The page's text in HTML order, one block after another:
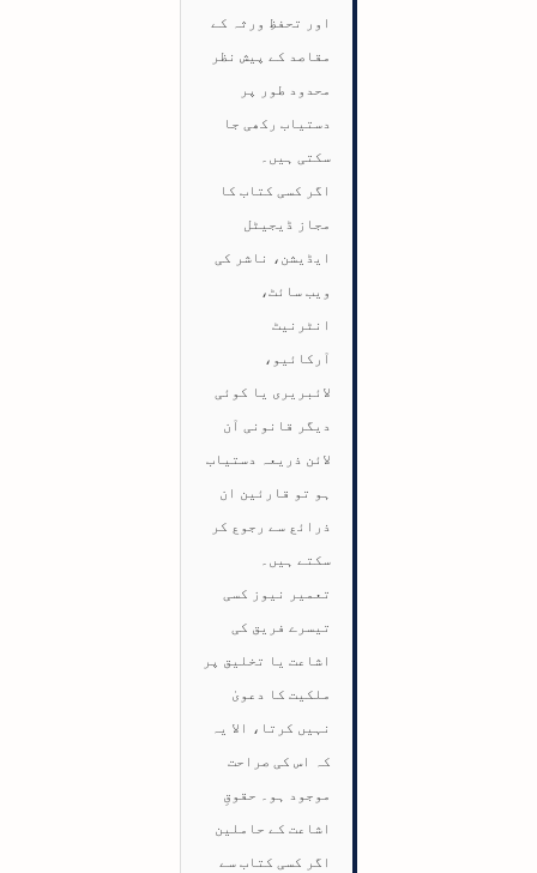
اور تحفظِ ورثہ کے
مقاصد کے پیش نظر
محدود طور پر
دستیاب رکھی جا
سکتی ہیں۔
اگر کسی کتاب کا
مجاز ڈیجیٹل
ایڈیشن، ناشر کی
ویب سائٹ،
انٹرنیٹ
آرکائیو،
لائبریری یا کوئی
دیگر قانونی آن
لائن ذریعہ دستیاب
ہو تو قارئین ان
ذرائع سے رجوع کر
سکتے ہیں۔
تعمیر نیوز کسی
تیسرے فریق کی
اشاعت یا تخلیق پر
ملکیت کا دعویٰ
نہیں کرتا، الا یہ
کہ اس کی صراحت
موجود ہو۔ حقوقِ
اشاعت کے حاملین
اگر کسی کتاب سے